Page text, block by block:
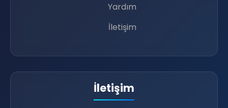
💗
Yardım
İletişim
İletişim